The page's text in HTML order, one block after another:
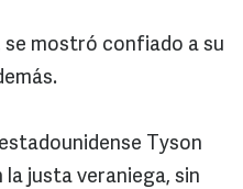
se mostró confiado a su
Tyson
justa veraniega, sin